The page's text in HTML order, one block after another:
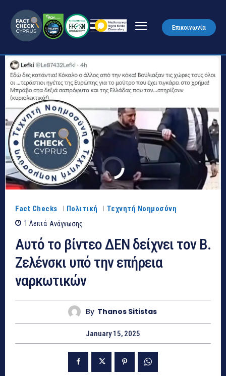
Επικοινωνία
Fact Checks Πολιτική Τεχνητή Νοημοσύνη
1 Λεπτά Ανάγνωσης
Αυτό το βίντεο ΔΕΝ δείχνει τον Β.
Ζελένσκι υπό την επήρεια
ναρκωτικών
By Thanos Sitistas
January 15, 2025